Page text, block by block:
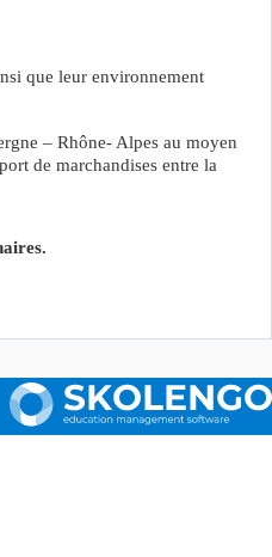
que leur environnement
– Rhône- Alpes au moyen
de marchandises entre la